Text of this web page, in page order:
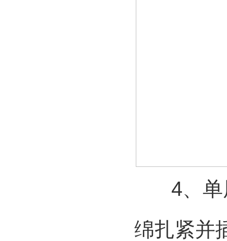
4、单层
绵扎紧并